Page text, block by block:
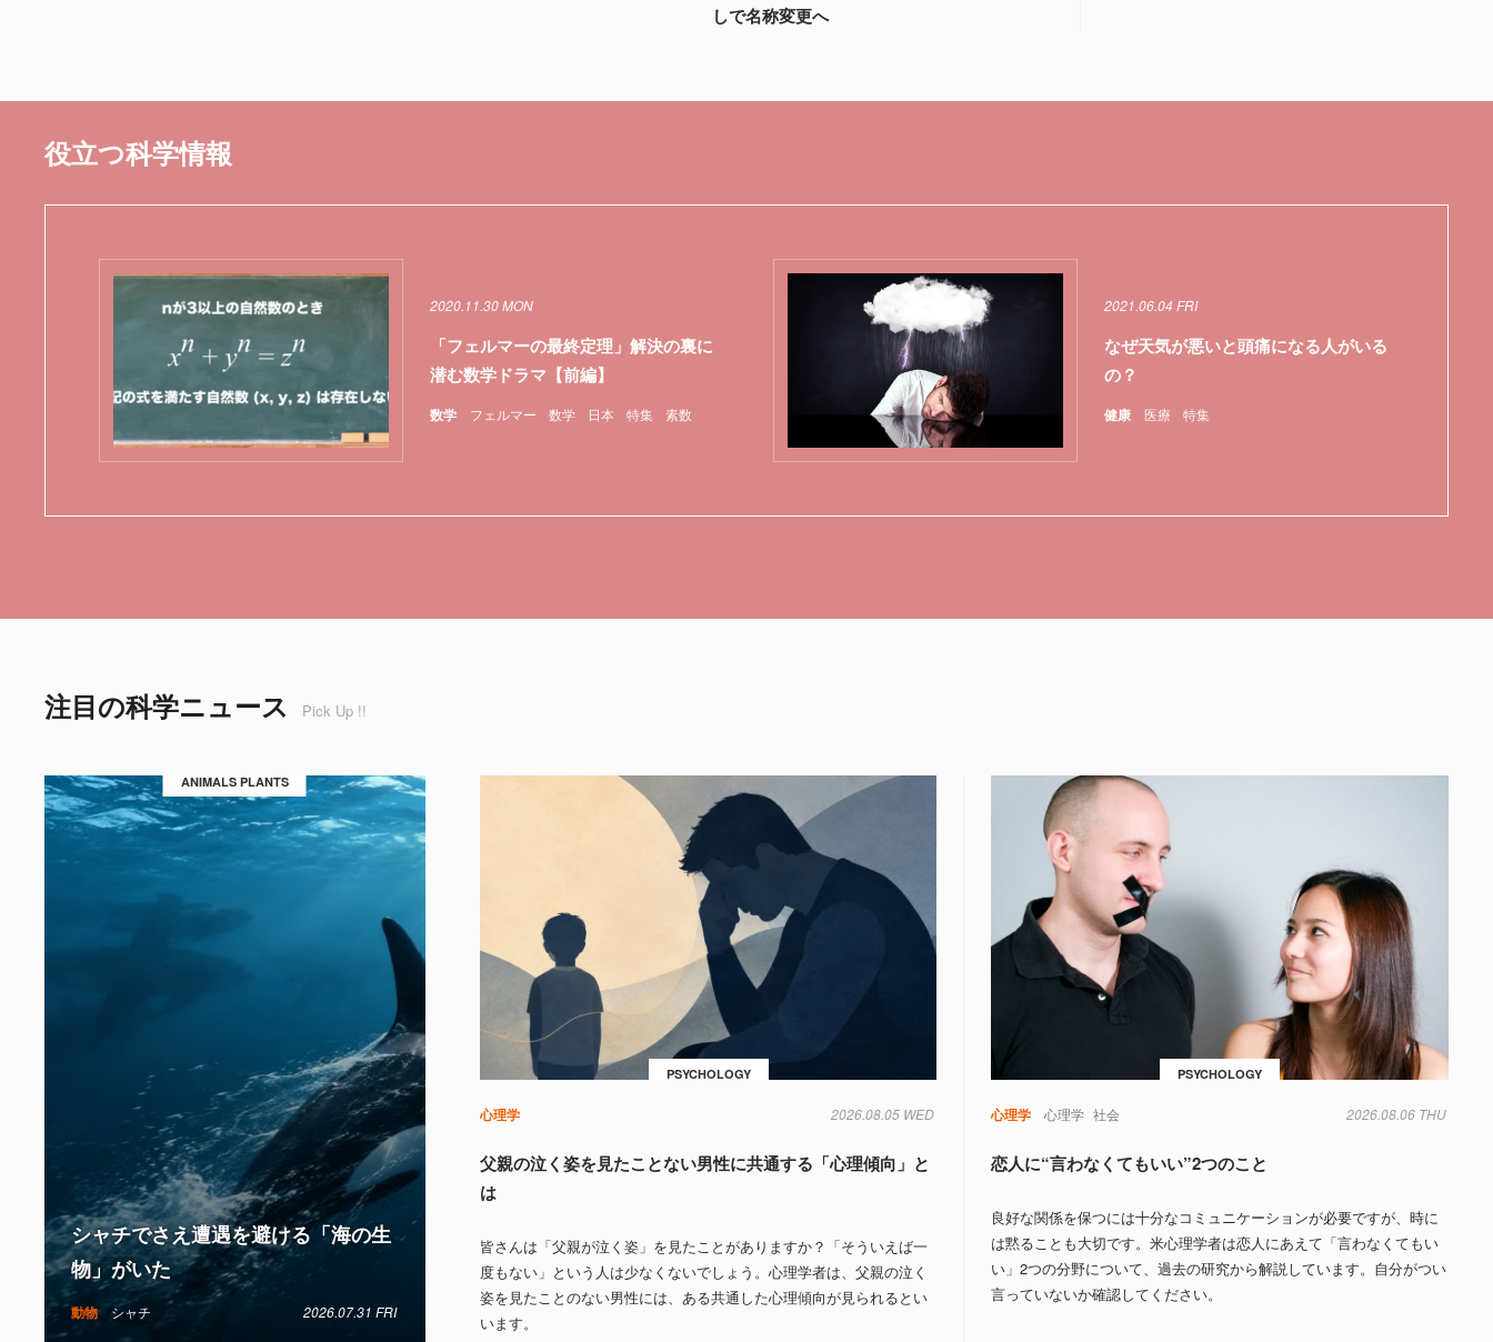
しで名称変更へ
役立つ科学情報
数学 フェルマー 数学 日本 特集 素数
2020.11.30 MON
「フェルマーの最終定理」解決の裏に
潜む数学ドラマ【前編】
健康 医療 特集
2021.06.04 FRI
なぜ天気が悪いと頭痛になる人がいる
の？
注目の科学ニュース Pick Up !!
ANIMALS PLANTS
動物 シャチ 2026.07.31 FRI
シャチでさえ遭遇を避ける「海の生
物」がいた
PSYCHOLOGY
心理学 2026.08.05 WED
父親の泣く姿を見たことない男性に共通する「心理傾向」と
は
皆さんは「父親が泣く姿」を見たことがありますか？「そういえば一
度もない」という人は少なくないでしょう。心理学者は、父親の泣く
姿を見たことのない男性には、ある共通した心理傾向が見られるとい
います。
PSYCHOLOGY
心理学 心理学 社会 2026.08.06 THU
恋人に“言わなくてもいい”2つのこと
良好な関係を保つには十分なコミュニケーションが必要ですが、時に
は黙ることも大切です。米心理学者は恋人にあえて「言わなくてもい
い」2つの分野について、過去の研究から解説しています。自分がつい
言っていないか確認してください。